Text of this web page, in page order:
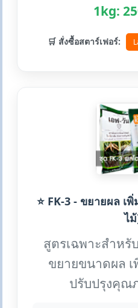
1kg:
🛒 สั่งซื้อสตาร์เฟอร์:
⭐ FK-3 - ขยายผล เ
ไ
สูตรเฉพาะสำห
ขยายขนาดผล
ปรับปรุงคุณ